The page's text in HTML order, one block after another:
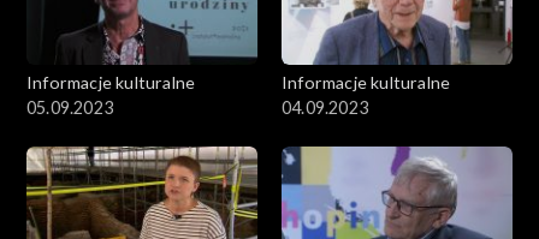
Informacje kulturalne
05.09.2023
Informacje kulturalne
04.09.2023